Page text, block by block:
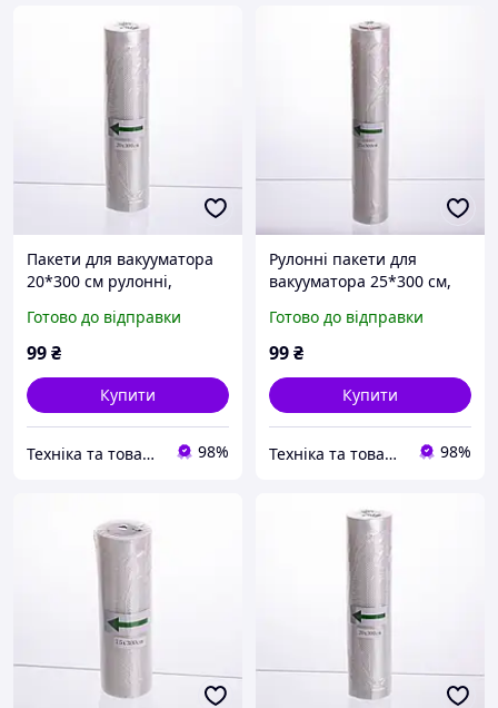
Пакети для вакууматора
20*300 см рулонні,
зберігання продуктів у
рулоні, Вакуумна плівка
Готово до відправки
99₴
Купити
Техніка та товари для дому 98%
Рулонні пакети для
вакууматора 25*300 см,
для заморожування
зберігання сухих і
Готово до відправки
99₴
Купити
Техніка та товари для дому 98%